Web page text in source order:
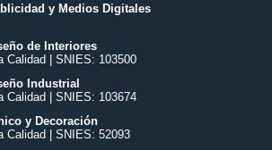
y Medios Digitales
de Interiores
Calidad | SNIES: 103500
Industrial
Calidad | SNIES: 103674
y Decoración
Calidad | SNIES: 52093